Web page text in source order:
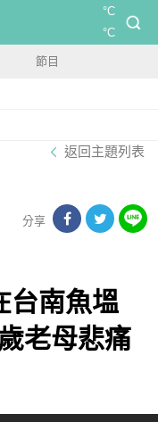
°C
°C
節目
返回主題列表
分享
台南魚塭
老母悲痛